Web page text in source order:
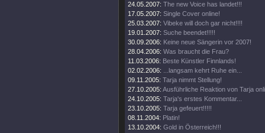
24.05.2007: The new Voice has landet!!!
17.05.2007: Single Cover online!
25.03.2007: Vibeke will doch gar nicht!!!!
19.01.2007: Suche beendet!!!!!
30.09.2006: Keine neue Sängerin vor 2007!
28.04.2006: Was braucht die Frau?
11.03.2006: Beste Künstler Finnlands!
02.02.2006:
...langsam kehrt Ruhe ein...
09.11.2005: Tarja nimmt Stellung!
27.10.2005: Ausführliche Reaktion von Tarja
24.10.2005: Tarja's erstes Kommentar...
23.10.2005: Tarja gefeuert!!!!!
08.11.2004: Platin!
13.10.2004: Gold in Österreich!!!